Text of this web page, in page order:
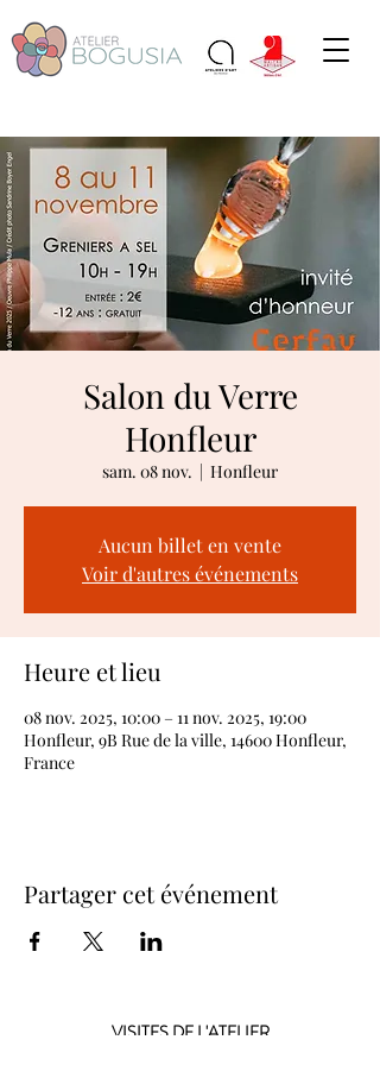
Salon du Verre
Honfleur
sam. 08 nov.
  |
Honfleur
Aucun billet en vente
Voir d'autres événements
Heure et lieu
08 nov. 2025, 10:00 – 11 nov. 2025, 19:00
Honfleur, 9B Rue de la ville, 14600 Honfleur,
France
Partager cet événement
VISITES DE L'ATELIER